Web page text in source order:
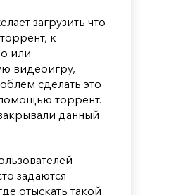
загрузить что-
к
или
видеоигру,
сделать это
торрент.
данный
задаются
отыскать такой